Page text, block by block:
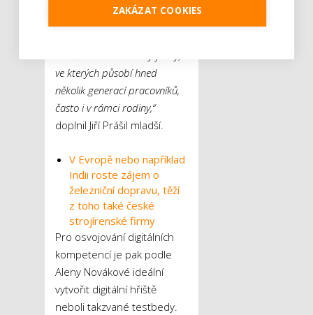
skutečnosti mohou nejen nyní,
ve kterých působí hned
několik generací pracovníků,
často i v rámci rodiny,“
doplnil Jiří Prášil mladší.
V Evropě nebo například
Indii roste zájem o
železniční dopravu, těží
z toho také české
strojírenské firmy
Pro osvojování digitálních
kompetencí je pak podle
Aleny Novákové ideální
vytvořit digitální hřiště
neboli takzvané testbedy.
ZAKÁZAT COOKIES